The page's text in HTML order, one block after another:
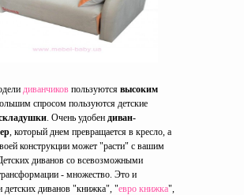
диванчиков пользуются высоким
спросом пользуются детские
. Очень удобен диван-
, который днем превращается в кресло, а
конструкции может "расти" с вашим
диванов со всевозможными
- множество. Это и
детских диванов "книжка", "евро книжка",